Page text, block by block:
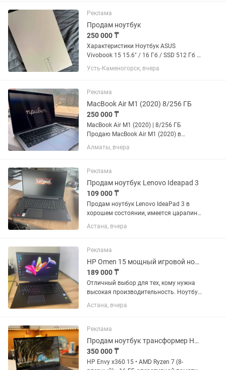
стационарный ПК. Ноутбук полностью
обслужен,...
Реклама
Продам ноутбук
250 000 ₸
Характеристики Ноутбук ASUS
Vivobook 15 15.6" / 16 Гб / SSD 512 Гб /
Без ОС / 90NB10T2-M00KU0 Тип для
работы и учебы Операционная система
Экран Диагональ экрана...
Усть-Каменогорск, вчера
Реклама
MacBook Air M1 (2020) 8/256 ГБ
250 000 ₸
MacBook Air M1 (2020) | 8/256 ГБ
Продаю MacBook Air M1 (2020) в
отличном техническом и внешнем
состоянии. Характеристики: -
память: 8 ГБ - SSD-накопитель: 256 ГБ
-...
Алматы, вчера
Реклама
Продам ноутбук Lenovo Ideapad 3
109 000 ₸
Продам ноутбук Lenovo IdeaPad 3 в
хорошем состоянии, имеется царапина
на внешнем корпусе (последнее фото),
состояние батареи хорошее (заряд
AMD Ryzen 3 5300U...
Астана, вчера
Реклама
HP Omen 15 мощный игровой ноутбук для игр, работы и профессиональных
189 000 ₸
Отличный выбор для тех, кому нужна
высокая производительность. Ноутбук
легко справляется с современными
играми, монтажом видео,
программами. Полностью обслужен и
готов...
Астана, вчера
Реклама
Продам ноутбук трансформер HP Envy x360 15
350 000 ₸
HP Envy x360 15 • AMD Ryzen 7 (8-